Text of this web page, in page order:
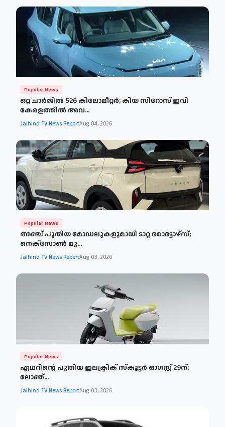
Popular News
ഒറ്റ ചാർജിൽ 526 കിലോമീറ്റർ; കിയ സിറോസ് ഇവി
കേരളത്തിൽ അവ...
Jaihind TV News ReportAug 04, 2026
Popular News
അഞ്ച് പുതിയ മോഡലുകളുമായി ടാറ്റ മോട്ടോഴ്‌സ്;
നെക്‌സോൺ മു...
Jaihind TV News ReportAug 03, 2026
Popular News
ഏഥറിന്റെ പുതിയ ഇലക്ട്രിക് സ്‌കൂട്ടർ ഓഗസ്റ്റ് 29ന്;
ലോഞ്...
Jaihind TV News ReportAug 03, 2026